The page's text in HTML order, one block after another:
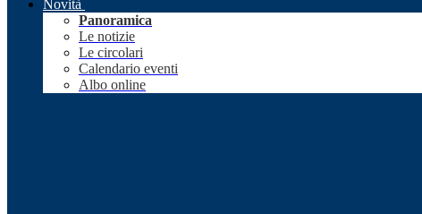
Novità
Panoramica
Le notizie
Le circolari
Calendario eventi
Albo online